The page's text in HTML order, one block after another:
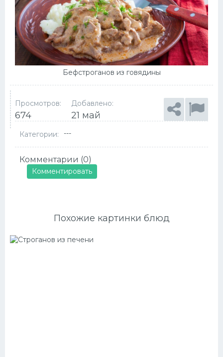
Бефстроганов из говядины
Просмотров:
674
Добавлено:
21 май
Категории: ---
Комментарии (0)
Комментировать
Похожие картинки блюд